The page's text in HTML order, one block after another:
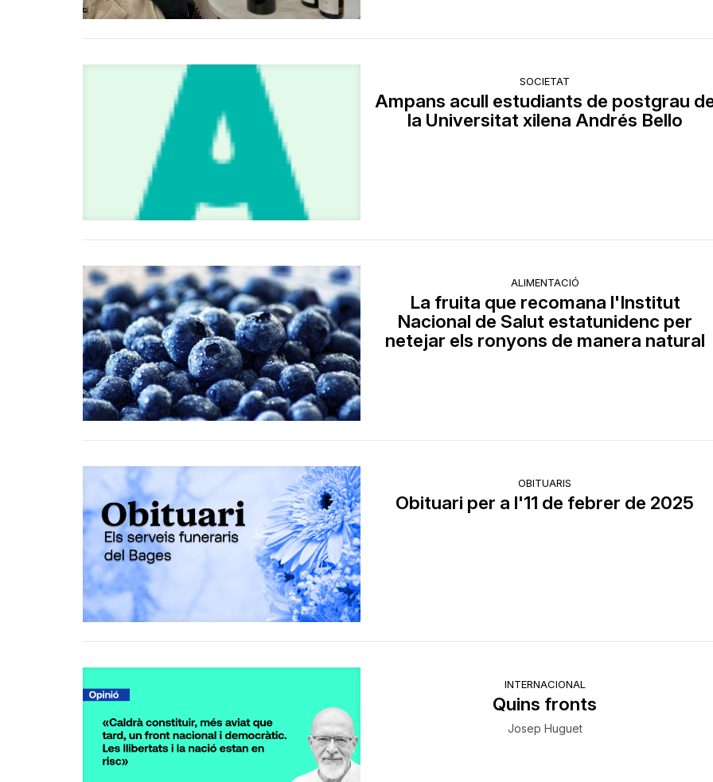
SOCIETAT
Ampans acull estudiants de postgrau
la Universitat xilena Andrés Bello
ALIMENTACIÓ
La fruita que recomana l'Institut
Nacional de Salut estatunidenc per
netejar els ronyons de manera natural
OBITUARIS
Obituari per a l'11 de febrer de 2025
INTERNACIONAL
Quins fronts
Josep Huguet